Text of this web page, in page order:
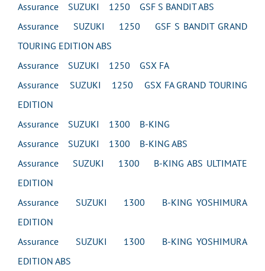
Assurance SUZUKI 1250 GSF S BANDIT ABS
Assurance SUZUKI 1250 GSF S BANDIT GRAND
TOURING EDITION ABS
Assurance SUZUKI 1250 GSX FA
Assurance SUZUKI 1250 GSX FA GRAND TOURING
EDITION
Assurance SUZUKI 1300 B-KING
Assurance SUZUKI 1300 B-KING ABS
Assurance SUZUKI 1300 B-KING ABS ULTIMATE
EDITION
Assurance SUZUKI 1300 B-KING YOSHIMURA
EDITION
Assurance SUZUKI 1300 B-KING YOSHIMURA
EDITION ABS